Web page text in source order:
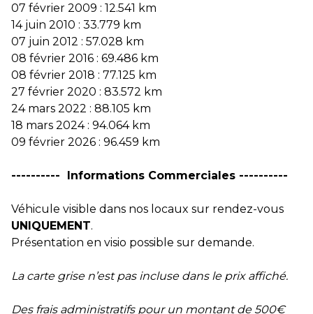
07 février 2009 : 12.541 km
14 juin 2010 : 33.779 km
07 juin 2012 : 57.028 km
08 février 2016 : 69.486 km
08 février 2018 : 77.125 km
27 février 2020 : 83.572 km
24 mars 2022 : 88.105 km
18 mars 2024 : 94.064 km
09 février 2026 : 96.459 km
---------- Informations Commerciales ----------
Véhicule visible dans nos locaux sur rendez-vous
UNIQUEMENT.
Présentation en visio possible sur demande.
La carte grise n’est pas incluse dans le prix affiché.
Des frais administratifs pour un montant de 500€